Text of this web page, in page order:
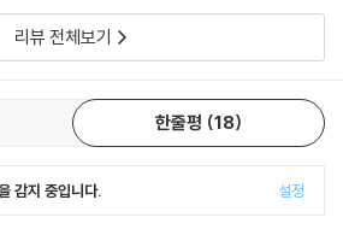
까, 앙화라고 할까 그런 게 미칠지도 모른다
의 말’ 중에서)
시한 복수와 반전의 끝에 이르러 결국 치명적
응하지 않겠다는 평범한 이들의 용기다. 소설
라는 마음으로 균열이 가는 모습을 속도감 있
리뷰 전체보기
한줄평 18
감지 중입니다. 설정